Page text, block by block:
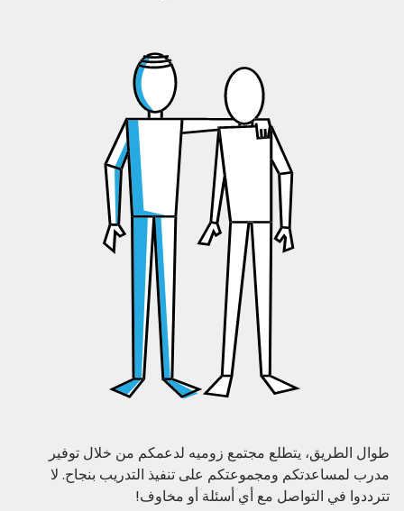
طوال الطريق، يتطلع مجتمع زوميه لدعمكم من خلال توفير
مدرب لمساعدتكم ومجموعتكم على تنفيذ التدريب بنجاح. لا
تترددوا في التواصل مع أي أسئلة أو مخاوف!